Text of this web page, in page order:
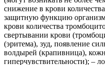
снижение в крови
защитную функцию
крови количества
свертывании крови
(эритема), зуд, появление
волдырей (крапивница),
гиперчувствительности); ‒